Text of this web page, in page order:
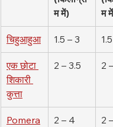
म में)
म
चिहुआहुआ 1.5 – 3
एक छोटा
शिकारी
कुत्ता
2 – 3.5 2
Pomera
2 – 4 2